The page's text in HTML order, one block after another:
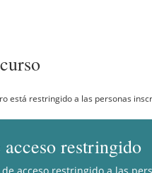
está restringido a las personas
acceso restringido
de acceso restringido a las